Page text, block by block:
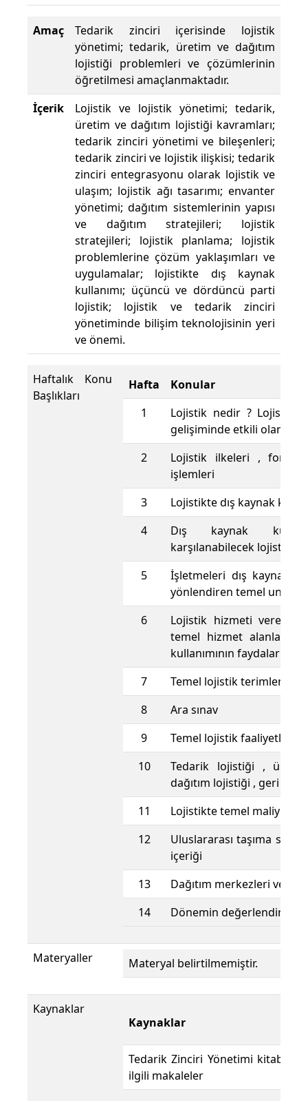
Amaç
Tedarik zinciri içerisinde lojistik
yönetimi; tedarik, üretim ve dağıtım
lojistiği problemleri ve çözümlerinin
öğretilmesi amaçlanmaktadır.
İçerik
Lojistik ve lojistik yönetimi; tedarik,
üretim ve dağıtım lojistiği kavramları;
tedarik zinciri yönetimi ve bileşenleri;
tedarik zinciri ve lojistik ilişkisi; tedarik
zinciri entegrasyonu olarak lojistik ve
ulaşım; lojistik ağı tasarımı; envanter
yönetimi; dağıtım sistemlerinin yapısı
ve dağıtım stratejileri; lojistik
stratejileri; lojistik planlama; lojistik
problemlerine çözüm yaklaşımları ve
uygulamalar; lojistikte dış kaynak
kullanımı; üçüncü ve dördüncü parti
lojistik; lojistik ve tedarik zinciri
yönetiminde bilişim teknolojisinin yeri
ve önemi.
Haftalık Konu
Başlıkları
Hafta
Konular
1
Lojistik nedir ? Lojistik
gelişiminde etkili olan
2
Lojistik ilkeleri ,
işlemleri
3
Lojistikte dış kaynak
4
Dış kaynak
karşılanabilecek lojistik
5
İşletmeleri dış kaynak
yönlendiren temel
6
Lojistik hizmeti veren
temel hizmet alanları,
kullanımının faydaları
7
Temel lojistik terimler
8
Ara sınav
9
Temel lojistik faaliyetler
10
Tedarik lojistiği ,
dağıtım lojistiği , geri
11
Lojistikte temel maliyet
12
Uluslararası taşıma
içeriği
13
Dağıtım merkezleri ve
14
Dönemin değerlendirmesi
Materyaller Materyal belirtilmemiştir.
Kaynaklar
Kaynaklar
Tedarik Zinciri Yönetimi kitabı ve
ilgili makaleler